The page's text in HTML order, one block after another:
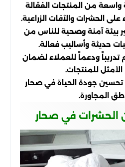
من المنتجات الفعّالة
الحشرات والآفات الزراعية.
بيئة آمنة وصحية للناس من
حديثة وأساليب فعالة.
تدريباً ودعماً للعملاء لضمان
الأمثل للمنتجات.
جودة الحياة في صحار
المجاورة.
الحشرات في صحار